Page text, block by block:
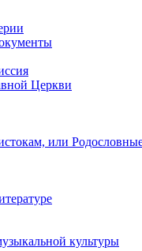
Церкви
или
культуры